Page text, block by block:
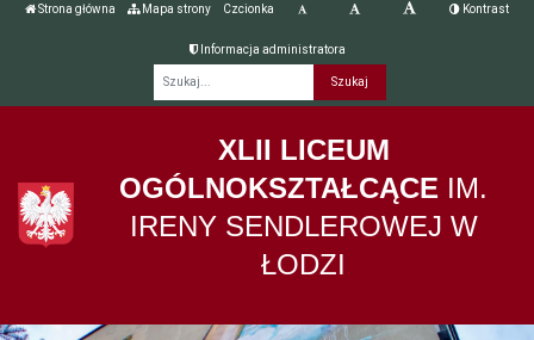
Strona główna Mapa strony Czcionka Kontrast
Informacja administratora
XLII LICEUM
OGÓLNOKSZTAŁCĄCE IM.
IRENY SENDLEROWEJ W
ŁODZI